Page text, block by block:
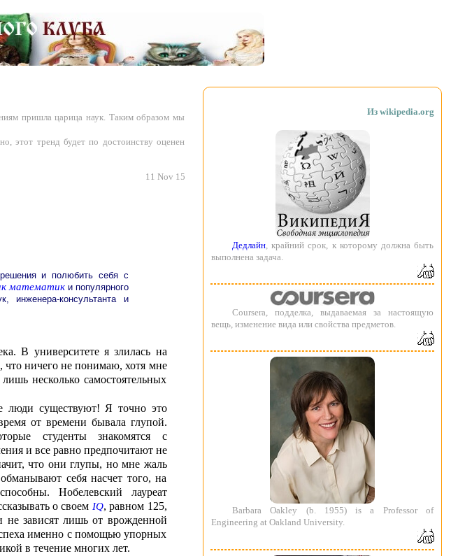
пришла царица наук. Таким образом мы
этот тренд будет по достоинству оценен
11 Nov 15
и полюбить себя с
математик и популярного
инженера-консультанта и
В университете я злилась на
что ничего не понимаю, хотя мне
несколько самостоятельных
люди существуют! Я точно это
от времени бывала глупой.
студенты знакомятся с
и все равно предпочитают не
что они глупы, но мне жаль
себя насчет того, на
Нобелевский лауреат
о своем IQ, равном 125,
не зависят лишь от врожденной
именно с помощью упорных
в течение многих лет.
Из wikipedia.org
Дедлайн , крайний срок, к которому должна быть
выполнена задача.
Coursera, подделка, выдаваемая за настоящую
вещь, изменение вида или свойства предметов.
Barbara Oakley (b. 1955) is a Professor of
Engineering at Oakland University.